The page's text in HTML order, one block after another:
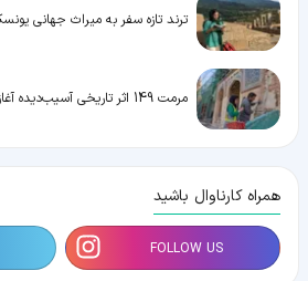
ترند تازه سفر به میراث جهانی
مرمت 149 اثر تاریخی آسیب‌دیده آغاز شد
همراه کارناوال باشید
FOLLOW US